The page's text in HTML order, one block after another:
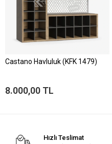
Castano Havluluk (KFK 1479)
8.000,00 TL
Hızlı Teslimat